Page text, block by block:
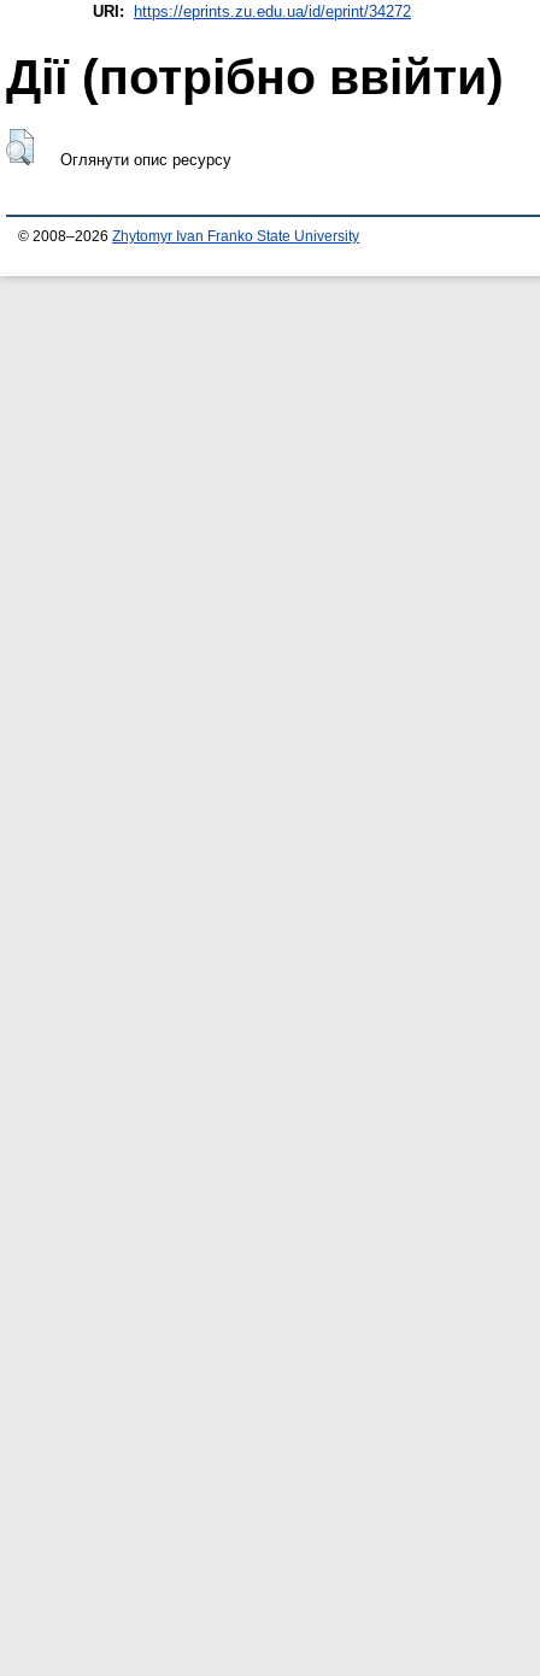
URI: https://eprints.zu.edu.ua/id/eprint/34272
Дії ​​(потрібно ввійти)
Оглянути опис ресурсу
© 2008–2026 Zhytomyr Ivan Franko State University